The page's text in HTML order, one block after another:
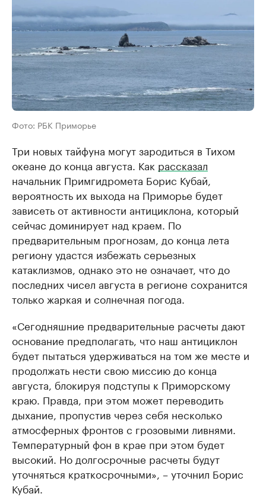
Фото: РБК Приморье
Три новых тайфуна могут зародиться в Тихом
океане до конца августа. Как рассказал
начальник Примгидромета Борис Кубай,
вероятность их выхода на Приморье будет
зависеть от активности антициклона, который
сейчас доминирует над краем. По
предварительным прогнозам, до конца лета
региону удастся избежать серьезных
катаклизмов, однако это не означает, что до
последних чисел августа в регионе сохранится
только жаркая и солнечная погода.
«Сегодняшние предварительные расчеты дают
основание предполагать, что наш антициклон
будет пытаться удерживаться на том же месте и
продолжать нести свою миссию до конца
августа, блокируя подступы к Приморскому
краю. Правда, при этом может переводить
дыхание, пропустив через себя несколько
атмосферных фронтов с грозовыми ливнями.
Температурный фон в крае при этом будет
высокий. Но долгосрочные расчеты будут
уточняться краткосрочными», – уточнил Борис
Кубай.